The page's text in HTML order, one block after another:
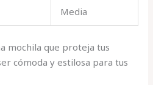
Media
mochila que proteja tus
cómoda y estilosa para tus